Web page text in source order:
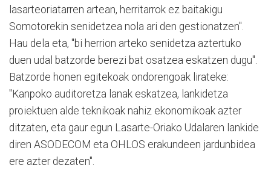
lasarteoriatarren artean, herritarrok ez baitakigu
Somotorekin senidetzea nola ari den gestionatzen".
Hau dela eta, "bi herrion arteko senidetza aztertuko
duen udal batzorde berezi bat osatzea eskatzen dugu".
Batzorde honen egitekoak ondorengoak lirateke:
"Kanpoko auditoretza lanak eskatzea, lankidetza
proiektuen alde teknikoak nahiz ekonomikoak azter
ditzaten, eta gaur egun Lasarte-Oriako Udalaren lankide
diren ASODECOM eta OHLOS erakundeen jardunbidea
ere azter dezaten".